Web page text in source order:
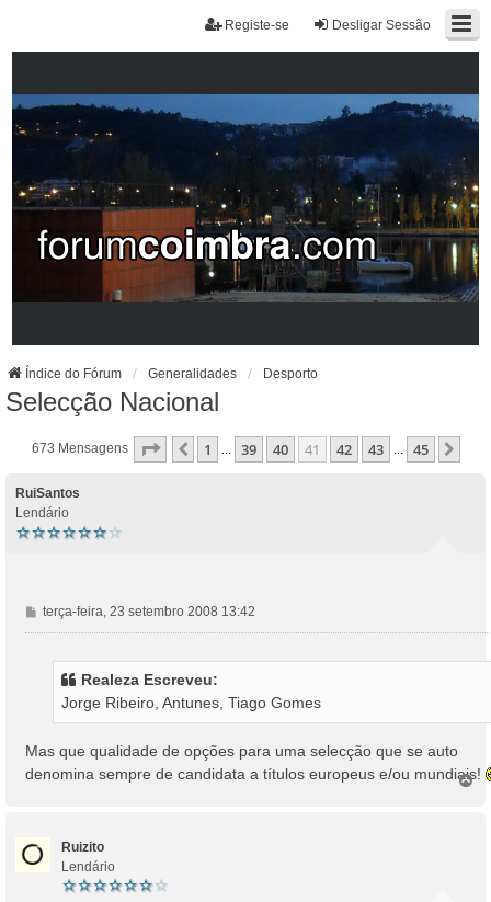
Desligar Sessão
Registe-se
Índice do Fórum Generalidades Desporto
Selecção Nacional
673 Mensagens Página 41De45
Anterior
1 ... 39 40 41 42 43 ... 45
RuiSantos
Lendário
M
e
m
terça-feira, 23 setembro 2008 13:42
Realeza Escreveu:
Jorge Ribeiro, Antunes, Tiago Gomes
Mas que qualidade de opções para uma selecção que se auto
denomina sempre de candidata a títulos europeus e/ou mundiais!T
Ruizito
Lendário